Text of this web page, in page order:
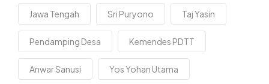
Jawa Tengah Sri Puryono Taj Yasin
Pendamping Desa Kemendes PDTT
Anwar Sanusi Yos Yohan Utama